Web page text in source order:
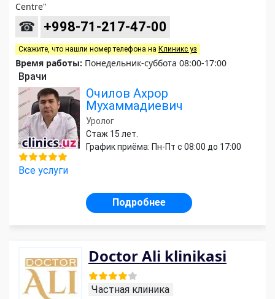
Сentre"
☎ +998-71-217-47-00
Скажите, что нашли номер телефона на Клиникс уз
Время работы: Понедельник-суббота 08:00-17:00
Врачи
Очилов Ахрор
Мухаммадиевич
Уролог
Стаж 15 лет.
График приёма: Пн-Пт с 08:00 до 17:00
Все услуги
Подробнее
Doctor Ali klinikasi
Частная клиника